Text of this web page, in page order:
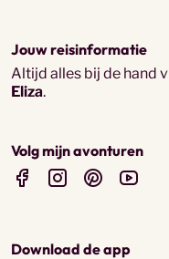
Jouw reisinformatie
Altijd alles bij de hand
Eliza.
Volg mijn avonturen
Download de app